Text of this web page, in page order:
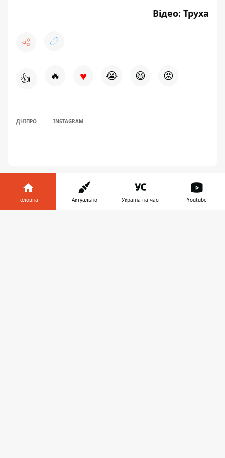
Відео: Труха
👍 🔥 ♥ 😭 😆 😡
ДНІПРО INSTAGRAM
Головна Актуально Україна на часі Youtube